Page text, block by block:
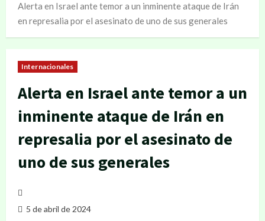
Alerta en Israel ante temor a un inminente ataque de Irán
en represalia por el asesinato de uno de sus generales
Internacionales
Alerta en Israel ante temor a un
inminente ataque de Irán en
represalia por el asesinato de
uno de sus generales
5 de abril de 2024